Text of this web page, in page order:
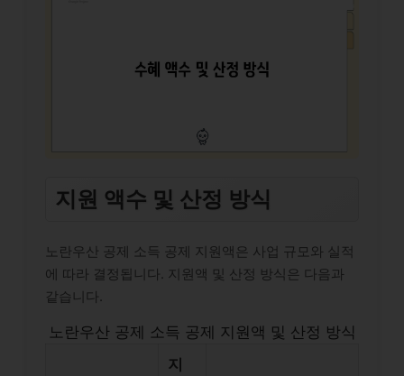
지원 액수 및 산정 방식
노란우산 공제 소득 공제 지원액은 사업 규모와 실적
에 따라 결정됩니다. 지원액 및 산정 방식은 다음과
같습니다.
노란우산 공제 소득 공제 지원액 및 산정 방식
지